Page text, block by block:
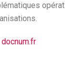
docnum.fr